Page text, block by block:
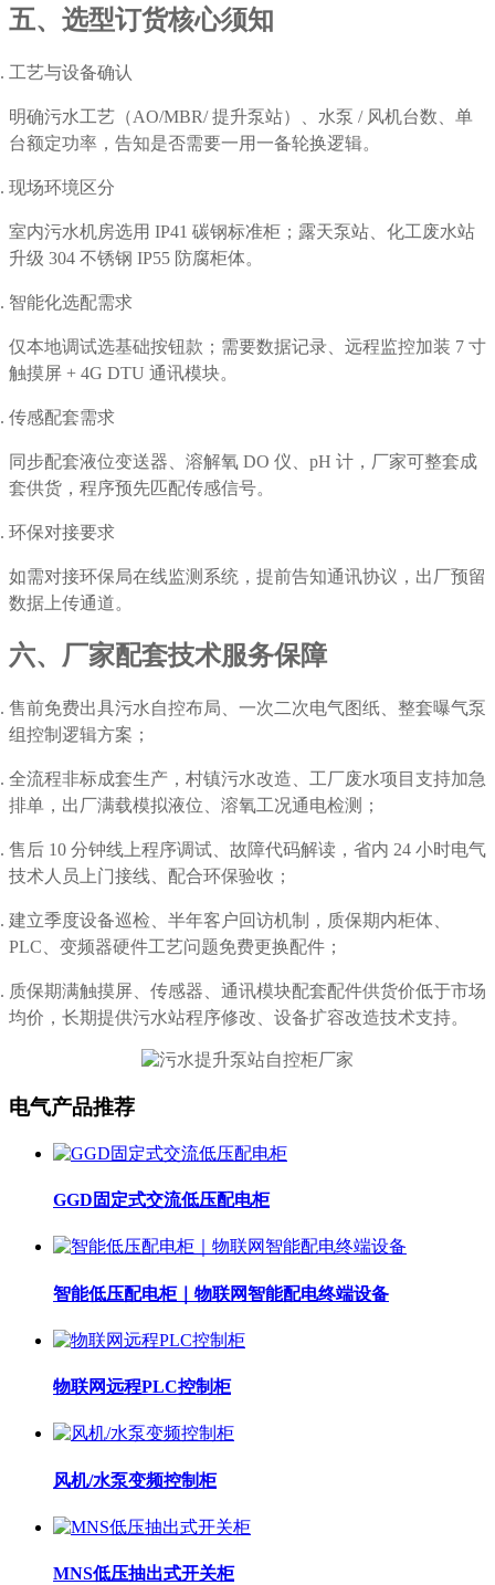
五、选型订货核心须知
工艺与设备确认
明确污水工艺（AO/MBR/ 提升泵站）、水泵 / 风机台数、单
台额定功率，告知是否需要一用一备轮换逻辑。
现场环境区分
室内污水机房选用 IP41 碳钢标准柜；露天泵站、化工废水站
升级 304 不锈钢 IP55 防腐柜体。
智能化选配需求
仅本地调试选基础按钮款；需要数据记录、远程监控加装 7 寸
触摸屏 + 4G DTU 通讯模块。
传感配套需求
同步配套液位变送器、溶解氧 DO 仪、pH 计，厂家可整套成
套供货，程序预先匹配传感信号。
环保对接要求
如需对接环保局在线监测系统，提前告知通讯协议，出厂预留
数据上传通道。
六、厂家配套技术服务保障
售前免费出具污水自控布局、一次二次电气图纸、整套曝气泵
组控制逻辑方案；
全流程非标成套生产，村镇污水改造、工厂废水项目支持加急
排单，出厂满载模拟液位、溶氧工况通电检测；
售后 10 分钟线上程序调试、故障代码解读，省内 24 小时电气
技术人员上门接线、配合环保验收；
建立季度设备巡检、半年客户回访机制，质保期内柜体、
PLC、变频器硬件工艺问题免费更换配件；
质保期满触摸屏、传感器、通讯模块配套配件供货价低于市场
均价，长期提供污水站程序修改、设备扩容改造技术支持。
电气产品推荐
GGD固定式交流低压配电柜
智能低压配电柜｜物联网智能配电终端设备
物联网远程PLC控制柜
风机/水泵变频控制柜
MNS低压抽出式开关柜